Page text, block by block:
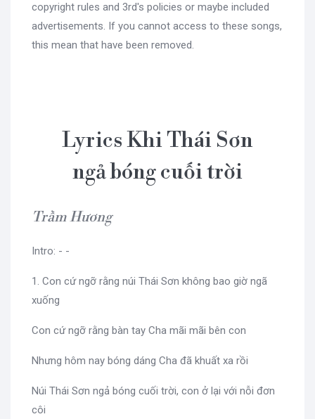
copyright rules and 3rd's policies or maybe included
advertisements. If you cannot access to these songs,
this mean that have been removed.
Lyrics Khi Thái Sơn
ngả bóng cuối trời
Trầm Hương
Intro: - -
1. Con cứ ngỡ rằng núi Thái Sơn không bao giờ ngã
xuống
Con cứ ngỡ rằng bàn tay Cha mãi mãi bên con
Nhưng hôm nay bóng dáng Cha đã khuất xa rồi
Núi Thái Sơn ngả bóng cuối trời, con ở lại với nỗi đơn
côi